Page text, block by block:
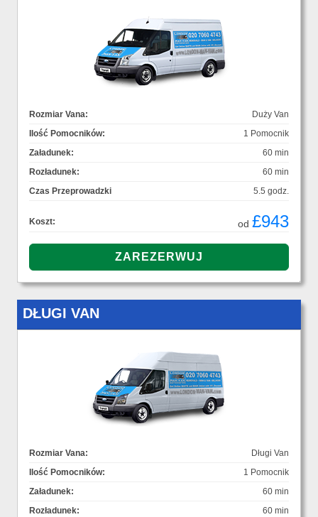
Rozmiar Vana:
Duży Van
Ilość Pomocników:
1 Pomocnik
Załadunek:
60 min
Rozładunek:
60 min
Czas Przeprowadzki
5.5 godz.
Koszt: od £943
DŁUGI VAN
Rozmiar Vana:
Długi Van
Ilość Pomocników:
1 Pomocnik
Załadunek:
60 min
Rozładunek:
60 min